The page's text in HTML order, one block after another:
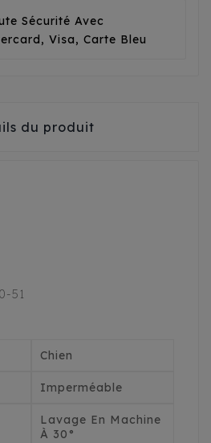
Sécurité Avec
Visa, Carte Bleu
du produit
51
Chien
Imperméable
Lavage En Machine
À 30°